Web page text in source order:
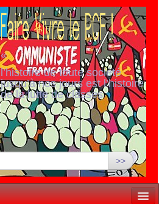
«
l’histoire de toute société
jusqu’à nos jours est l’histoire
de la lutte de classes
>>